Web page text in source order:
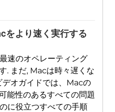
をより速く実行する
速のオペレーティング
. まだ, Macは時々遅くな
デオガイドでは、Macの
能性のあるすべての問題
に役立つすべての手順